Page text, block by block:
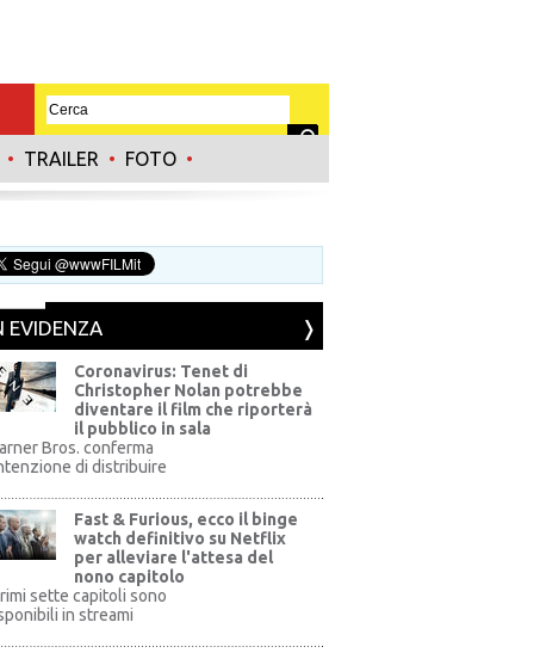
• TRAILER • FOTO •
EVIDENZA
Coronavirus: Tenet di
Christopher Nolan potrebbe
diventare il film che riporterà
il pubblico in sala
Bros. conferma
di distribuire
Fast & Furious, ecco il binge
watch definitivo su Netflix
per alleviare l'attesa del
nono capitolo
sette capitoli sono
in streami